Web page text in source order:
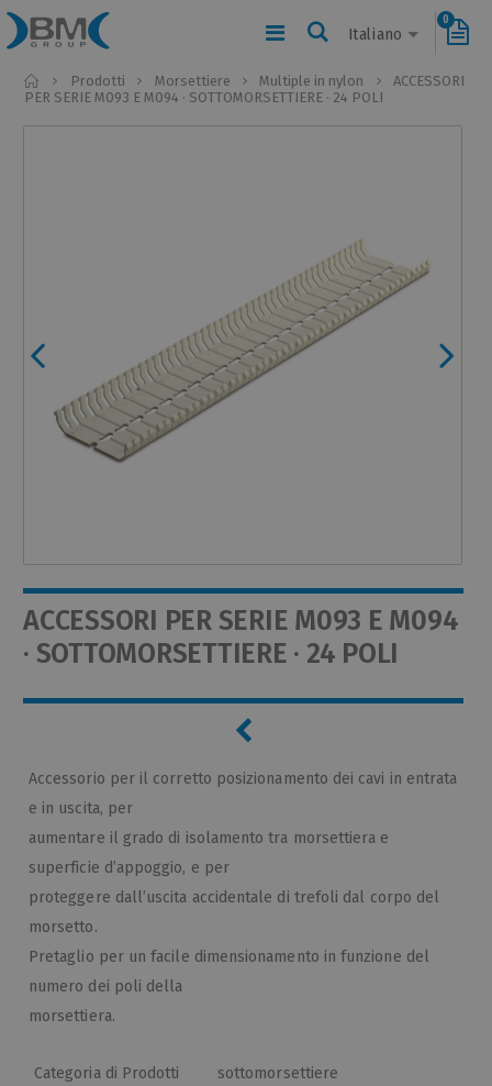
Italiano
0
Home
Prodotti Morsettiere Multiple in nylon
ACCESSORI
PER SERIE M093 E M094 · SOTTOMORSETTIERE · 24 POLI
ACCESSORI PER SERIE M093 E M094
· SOTTOMORSETTIERE · 24 POLI
Accessorio per il corretto posizionamento dei cavi in entrata
e in uscita, per
aumentare il grado di isolamento tra morsettiera e
superficie d’appoggio, e per
proteggere dall’uscita accidentale di trefoli dal corpo del
morsetto.
Pretaglio per un facile dimensionamento in funzione del
numero dei poli della
morsettiera.
Categoria di Prodotti sottomorsettiere